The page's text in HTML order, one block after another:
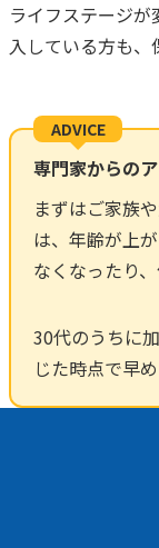
ライフステージ
入している方も、
ADVICE
専門家からの
まずはご家族
は、年齢が上
なくなったり
30代のうちに
じた時点で早